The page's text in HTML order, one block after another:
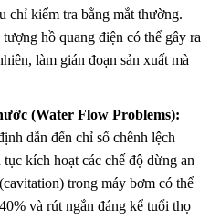
chỉ kiểm tra bằng mắt thường.
hồ quang điện có thể gây ra
làm gián đoạn sản xuất mà
(Water Flow Problems):
dẫn đến chỉ số chênh lệch
kích hoạt các chế độ dừng an
trong máy bơm có thể
và rút ngắn đáng kể tuổi thọ